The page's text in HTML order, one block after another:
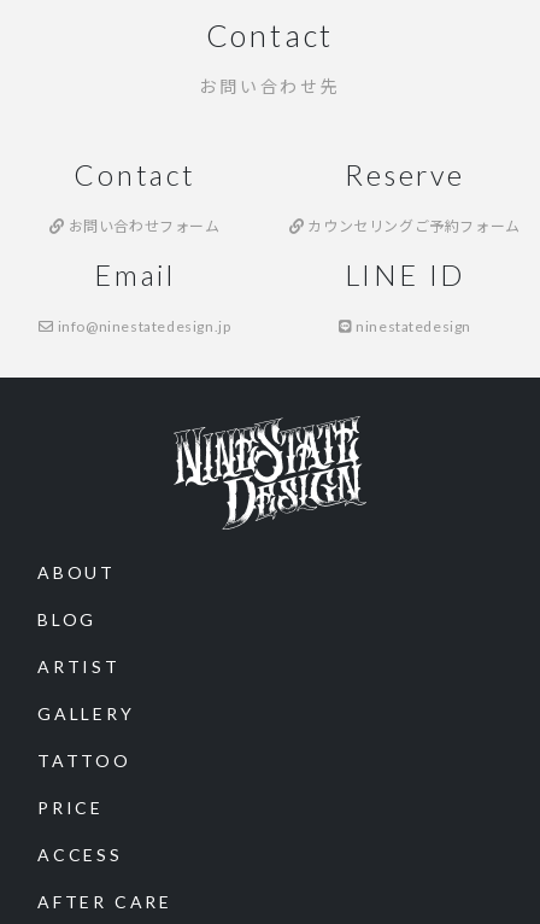
Contact
お問い合わせ先
Contact
お問い合わせフォーム
Reserve
カウンセリングご予約フォーム
Email
info@ninestatedesign.jp
LINE ID
ninestatedesign
ABOUT
BLOG
ARTIST
GALLERY
TATTOO
PRICE
ACCESS
AFTER CARE